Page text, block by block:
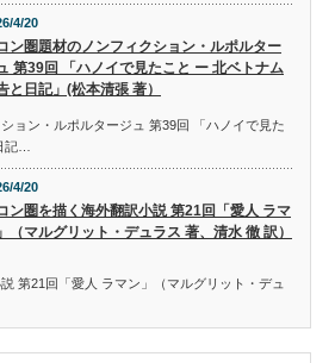
4/20
ン圏題材のノンフィクション・ルポルター
第39回 「ハノイで見たこと ー 北ベトナム
と日記」(松本清張 著）
ョン・ルポルタージュ 第39回 「ハノイで見た
記…
4/20
ン圏を描く海外翻訳小説 第21回「愛人 ラマ
（マルグリット・デュラス 著、清水 徹 訳）
第21回「愛人 ラマン」（マルグリット・デュ